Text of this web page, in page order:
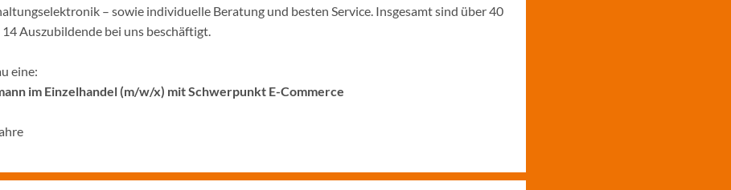
– sowie individuelle Beratung und besten Service. Insgesamt sind über 40
Auszubildende bei uns beschäftigt.
eine:
im Einzelhandel (m/w/x) mit Schwerpunkt E-Commerce